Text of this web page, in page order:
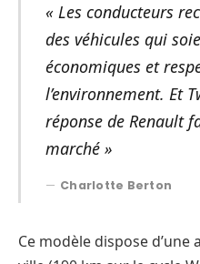
« Les conducteurs
des véhicules qui
économiques et
l’environnement. Et
réponse de Renault
marché »
Charlotte Berton
Ce modèle dispose